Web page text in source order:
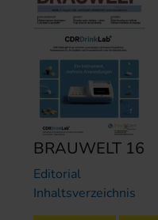
BRAUWELT 16
Editorial
Inhaltsverzeichnis